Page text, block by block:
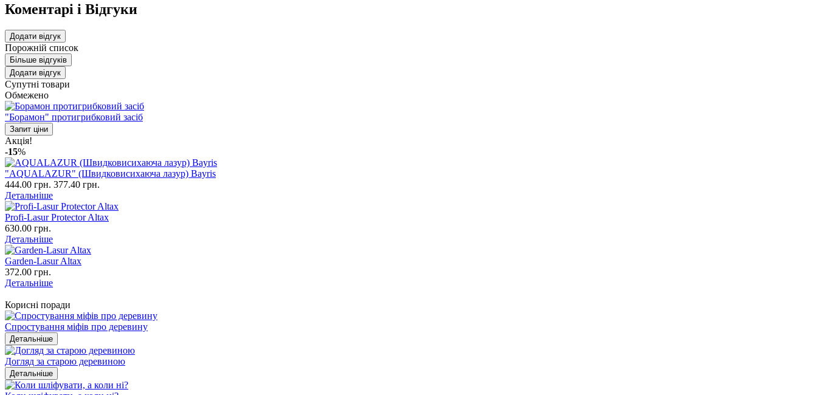
Коментарі і Відгуки
Додати відгук
Порожній список
Більше відгуків
Додати відгук
Супутні товари
Обмежено
"Борамон" протигрибковий засіб
Запит ціни
Акція!
-15%
"AQUALAZUR" (Швидковисихаюча лазур) Bayris
444.00 грн. 377.40 грн.
Детальніше
Profi-Lasur Protector Altax
630.00 грн.
Детальніше
Garden-Lasur Altax
372.00 грн.
Детальніше
Корисні поради
Спростування міфів про деревину
Детальніше
Догляд за старою деревиною
Детальніше